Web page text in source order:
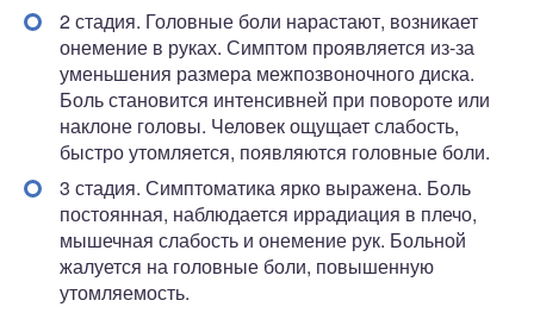
2 стадия. Головные боли нарастают, возникает
онемение в руках. Симптом проявляется из-за
уменьшения размера межпозвоночного диска.
Боль становится интенсивней при повороте или
наклоне головы. Человек ощущает слабость,
быстро утомляется, появляются головные боли.
3 стадия. Симптоматика ярко выражена. Боль
постоянная, наблюдается иррадиация в плечо,
мышечная слабость и онемение рук. Больной
жалуется на головные боли, повышенную
утомляемость.